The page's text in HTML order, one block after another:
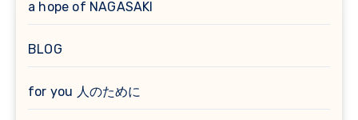
a hope of NAGASAKI
BLOG
for you 人のために